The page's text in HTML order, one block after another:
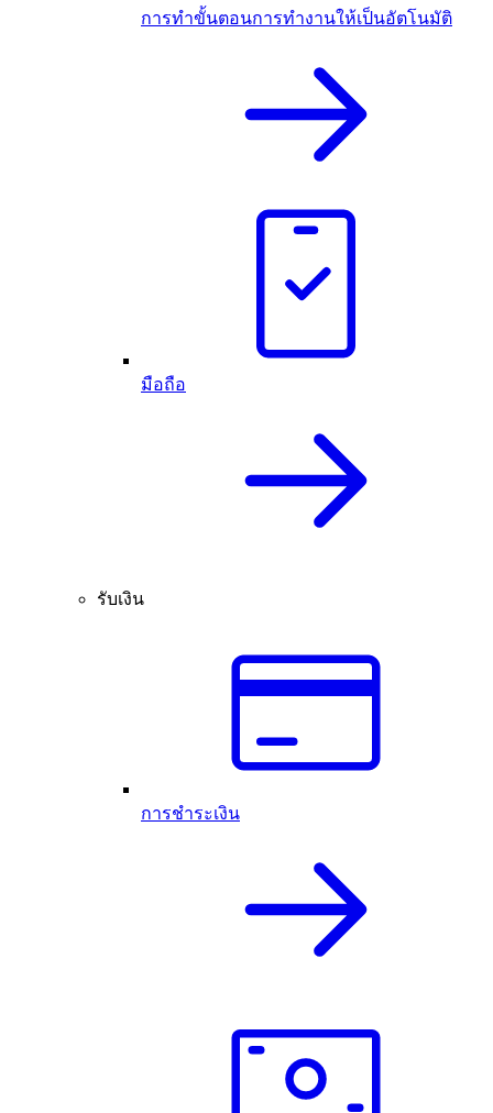
การทำขั้นตอนการทำงานให้เป็นอัตโนมัติ
มือถือ
รับเงิน
การชำระเงิน